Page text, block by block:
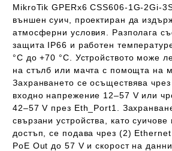
MikroTik GPERx6 CSS606-1G-2Gi-
външен суич, проектиран да
атмосферни условия. Разполага
защита IP66 и работен
°C до +70 °C . Устройството може
на стълб или мачта с помощта на
Захранването се осъществява чрез
входно напрежение 12–57 Vили
42–57 V през Eth_Port1
.
свързани устройства, като суичове
достъп, се подава чрез (2) Ethernet
PoE Out до 57 Vи скорост на